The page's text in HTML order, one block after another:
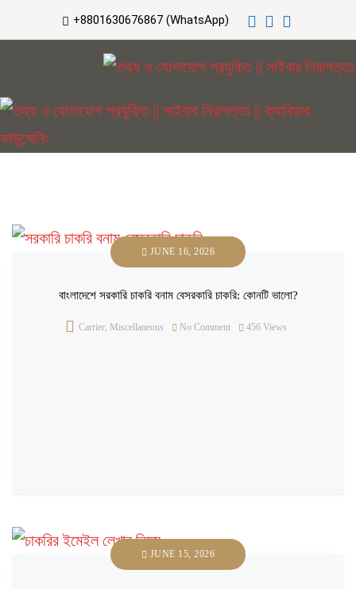
+8801630676867 (WhatsApp)
JUNE 16, 2026
বাংলাদেশে সরকারি চাকরি বনাম বেসরকারি চাকরি: কোনটি ভালো?
Carrier, Miscellaneous No Comment 456 Views
JUNE 15, 2026